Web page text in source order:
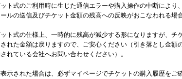
ト式のご利用時に生じた通信エラーや購入操作の中断により
ルの送信及びチケット金額の残高への反映がおこなわれる場
ト式の仕様上、一時的に残高が減少する形になりますが、チ
れた金額は戻りますので、ご安心ください（引き落とし金額
れている会社へお問い合わせください）。
示された場合は、必ずマイページでチケットの購入履歴をご